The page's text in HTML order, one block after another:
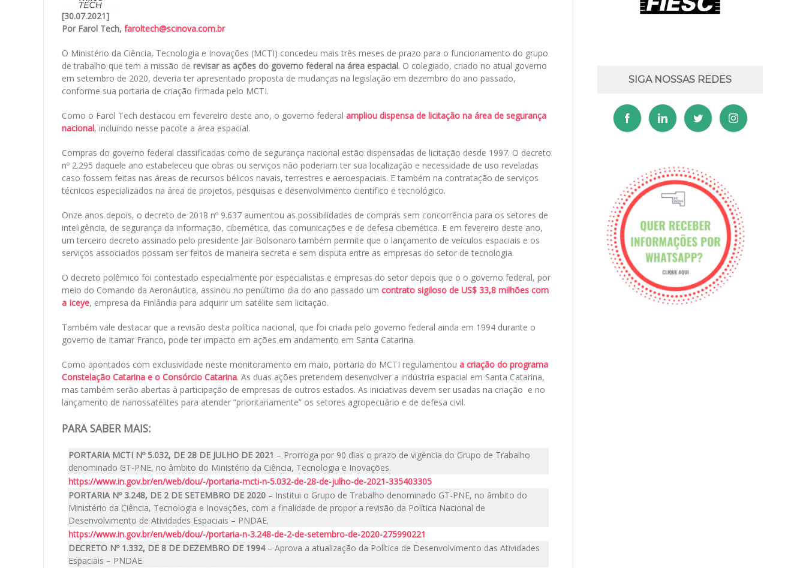
[30.07.2021]
Por Farol Tech, faroltech@scinova.com.br
O Ministério da Ciência, Tecnologia e Inovações (MCTI) concedeu mais três meses de prazo para o funcionamento do grupo
de trabalho que tem a missão de revisar as ações do governo federal na área espacial. O colegiado, criado no atual governo
em setembro de 2020, deveria ter apresentado proposta de mudanças na legislação em dezembro do ano passado,
conforme sua portaria de criação firmada pelo MCTI.
Como o Farol Tech destacou em fevereiro deste ano, o governo federal ampliou dispensa de licitação na área de segurança
nacional, incluindo nesse pacote a área espacial.
Compras do governo federal classificadas como de segurança nacional estão dispensadas de licitação desde 1997. O decreto
nº 2.295 daquele ano estabeleceu que obras ou serviços não poderiam ter sua localização e necessidade de uso reveladas
caso fossem feitas nas áreas de recursos bélicos navais, terrestres e aeroespaciais. E também na contratação de serviços
técnicos especializados na área de projetos, pesquisas e desenvolvimento científico e tecnológico.
Onze anos depois, o decreto de 2018 nº 9.637 aumentou as possibilidades de compras sem concorrência para os setores de
inteligência, de segurança da informação, cibernética, das comunicações e de defesa cibernética. E em fevereiro deste ano,
um terceiro decreto assinado pelo presidente Jair Bolsonaro também permite que o lançamento de veículos espaciais e os
serviços associados possam ser feitos de maneira secreta e sem disputa entre as empresas do setor de tecnologia.
O decreto polêmico foi contestado especialmente por especialistas e empresas do setor depois que o o governo federal, por
meio do Comando da Aeronáutica, assinou no penúltimo dia do ano passado um contrato sigiloso de US$ 33,8 milhões com
a Iceye, empresa da Finlândia para adquirir um satélite sem licitação.
Também vale destacar que a revisão desta política nacional, que foi criada pelo governo federal ainda em 1994 durante o
governo de Itamar Franco, pode ter impacto em ações em andamento em Santa Catarina.
Como apontados com exclusividade neste monitoramento em maio, portaria do MCTI regulamentou a criação do programa
Constelação Catarina e o Consórcio Catarina. As duas ações pretendem desenvolver a indústria espacial em Santa Catarina,
mas também serão abertas à participação de empresas de outros estados. As iniciativas devem ser usadas na criação e no
lançamento de nanossatélites para atender “prioritariamente” os setores agropecuário e de defesa civil.
PARA SABER MAIS:
PORTARIA MCTI Nº 5.032, DE 28 DE JULHO DE 2021 – Prorroga por 90 dias o prazo de vigência do Grupo de Trabalho
denominado GT-PNE, no âmbito do Ministério da Ciência, Tecnologia e Inovações.
https://www.in.gov.br/en/web/dou/-/portaria-mcti-n-5.032-de-28-de-julho-de-2021-335403305
PORTARIA Nº 3.248, DE 2 DE SETEMBRO DE 2020 – Institui o Grupo de Trabalho denominado GT-PNE, no âmbito do
Ministério da Ciência, Tecnologia e Inovações, com a finalidade de propor a revisão da Política Nacional de
Desenvolvimento de Atividades Espaciais – PNDAE.
https://www.in.gov.br/en/web/dou/-/portaria-n-3.248-de-2-de-setembro-de-2020-275990221
DECRETO Nº 1.332, DE 8 DE DEZEMBRO DE 1994– Aprova a atualização da Política de Desenvolvimento das Atividades
Espaciais – PNDAE.
SIGA NOSSAS REDES